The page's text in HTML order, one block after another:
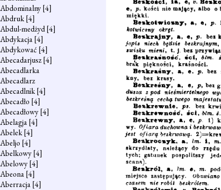
Abdominalny[4]
Abdruk[4]
Abdul-medżyd[4]
Abdykacja[4]
Abdykować [4]
Abecadarjusz[4]
Abecadlarka
Abecadlarz
Abecadlnik[4]
Abecadło [4]
Abecadłowy[4]
Abelagja[4]
Abelek[4]
Abeljo [4]
Abelkowy[4]
Abelowy[4]
Abeona[4]
Aberracja[4]